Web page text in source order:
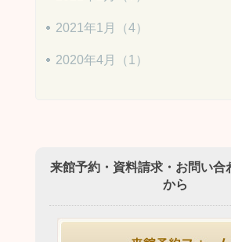
2021年1月（4）
2020年4月（1）
来館予約・資料請求・お問い合
から